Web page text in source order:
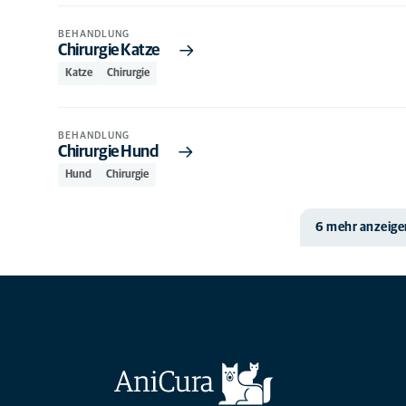
BEHANDLUNG
Chirurgie Katze
Katze Chirurgie
BEHANDLUNG
Chirurgie Hund
Hund Chirurgie
6 mehr